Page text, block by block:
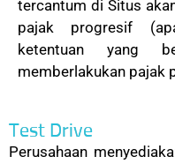
tercantum di Situs
pajak progresif
ketentuan yang
memberlakukan pajak
Test Drive
Perusahaan